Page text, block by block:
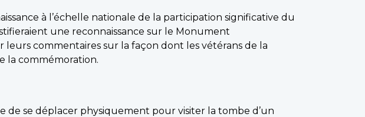
à l’échelle nationale de la participation significative du
une reconnaissance sur le Monument
commentaires sur la façon dont les vétérans de la
la commémoration.
de se déplacer physiquement pour visiter la tombe d’un